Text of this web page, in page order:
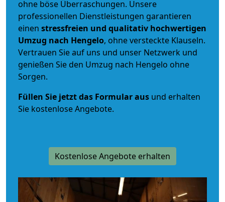
ohne böse Überraschungen. Unsere
professionellen Dienstleistungen garantieren
einen stressfreien und qualitativ hochwertigen
Umzug nach Hengelo, ohne versteckte Klauseln.
Vertrauen Sie auf uns und unser Netzwerk und
genießen Sie den Umzug nach Hengelo ohne
Sorgen.
Füllen Sie jetzt das Formular aus und erhalten
Sie kostenlose Angebote.
Kostenlose Angebote erhalten